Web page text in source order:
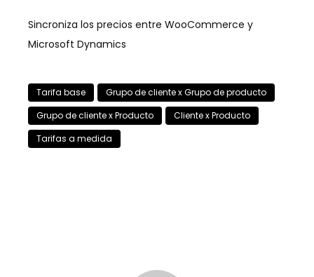
Sincroniza los precios entre WooCommerce y
Microsoft Dynamics
Tarifa base
Grupo de cliente x Grupo de producto
Grupo de cliente x Producto
Cliente x Producto
Tarifas a medida